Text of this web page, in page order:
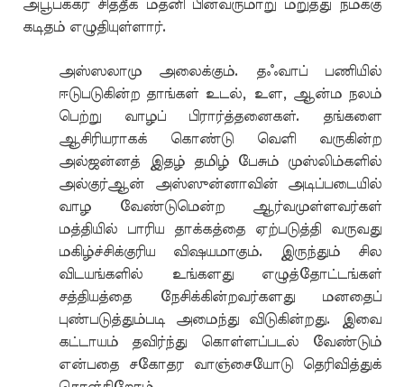
அபூபக்கர் சித்தீக் மதனி பின்வருமாறு மறுத்து நமக்கு
கடிதம் எழுதியுள்ளார்.
அஸ்ஸலாமு அலைக்கும். தஃவாப் பணியில்
ஈடுபடுகின்ற தாங்கள் உடல், உள, ஆன்ம நலம்
பெற்று வாழப் பிரார்த்தனைகள். தங்களை
ஆசிரியராகக் கொண்டு வெளி வருகின்ற
அல்ஜன்னத் இதழ் தமிழ் பேசும் முஸ்லிம்களில்
அல்குர்ஆன் அஸ்ஸுன்னாவின் அடிப்படையில்
வாழ வேண்டுமென்ற ஆர்வமுள்ளவர்கள்
மத்தியில் பாரிய தாக்கத்தை ஏற்படுத்தி வருவது
மகிழ்ச்சிக்குரிய விஷயமாகும். இருந்தும் சில
விடயங்களில் உங்களது எழுத்தோட்டங்கள்
சத்தியத்தை நேசிக்கின்றவர்களது மனதைப்
புண்படுத்தும்படி அமைந்து விடுகின்றது. இவை
கட்டாயம் தவிர்ந்து கொள்ளப்படல் வேண்டும்
என்பதை சகோதர வாஞ்சையோடு தெரிவித்துக்